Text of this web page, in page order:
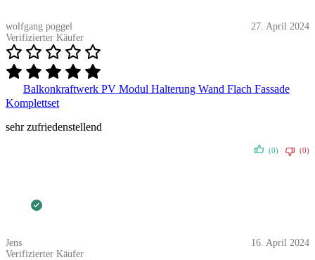
wolfgang poggel
Verifizierter Käufer
27. April 2024
Balkonkraftwerk PV Modul Halterung Wand Flach Fassade
Komplettset
sehr zufriedenstellend
(0) (0)
Jens
Verifizierter Käufer
16. April 2024